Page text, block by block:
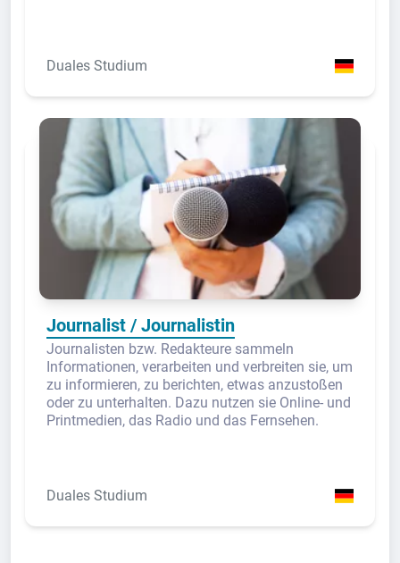
Duales Studium
Journalist / Journalistin
Journalisten bzw. Redakteure sammeln
Informationen, verarbeiten und verbreiten sie, um
zu informieren, zu berichten, etwas anzustoßen
oder zu unterhalten. Dazu nutzen sie Online- und
Printmedien, das Radio und das Fernsehen.
Duales Studium